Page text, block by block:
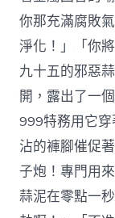
你那充滿腐敗
淨化！」「你
九十五的邪惡
開，露出了一
999特務用它
沾的褲腳催促
子炮！專門用
蒜泥在零點一